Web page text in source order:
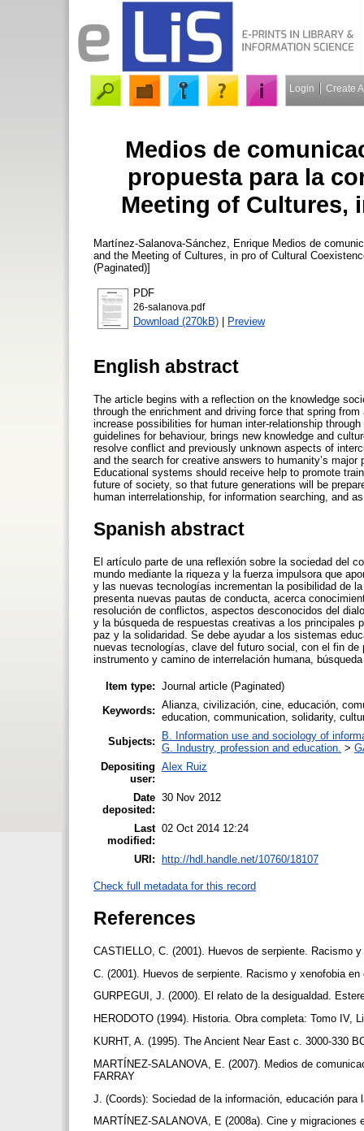
Login Create
Medios de
propuesta para la
Meeting of Cultures,
Martínez-Salanova-Sánchez, Enrique Medios de
and the Meeting of Cultures, in pro of Cultural
(Paginated)]
PDF
26-salanova.pdf
Download (270kB) | Preview
English abstract
The article begins with a reflection on the knowledge
through the enrichment and driving force that spring
increase possibilities for human inter-relationship
guidelines for behaviour, brings new knowledge and
resolve conflict and previously unknown aspects of
and the search for creative answers to humanity’s
Educational systems should receive help to promote
future of society, so that future generations will be
human interrelationship, for information searching, and
Spanish abstract
El artículo parte de una reflexión sobre la sociedad del
mundo mediante la riqueza y la fuerza impulsora que
y las nuevas tecnologías incrementan la posibilidad de
presenta nuevas pautas de conducta, acerca
resolución de conflictos, aspectos desconocidos del
y la búsqueda de respuestas creativas a los principales
paz y la solidaridad. Se debe ayudar a los sistemas
nuevas tecnologías, clave del futuro social, con el fin
instrumento y camino de interrelación humana,
Item type: Journal article (Paginated)
Keywords: Alianza, civilización, cine, educación,
education, communication, solidarity,
Subjects:
B. Information use and sociology of
G. Industry, profession and education. >
Depositing
user:
Alex Ruiz
Date
deposited:
30 Nov 2012
Last
modified:
02 Oct 2014 12:24
URI: http://hdl.handle.net/10760/18107
Check full metadata for this record
References
CASTIELLO, C. (2001). Huevos de serpiente. Racismo
C. (2001). Huevos de serpiente. Racismo y xenofobia
GURPEGUI, J. (2000). El relato de la desigualdad.
HERODOTO (1994). Historia. Obra completa: Tomo
KURHT, A. (1995). The Ancient Near East c. 3000-330
MARTÍNEZ-SALANOVA, E. (2007). Medios de
FARRAY
J. (Coords): Sociedad de la información, educación
MARTÍNEZ-SALANOVA, E (2008a). Cine y